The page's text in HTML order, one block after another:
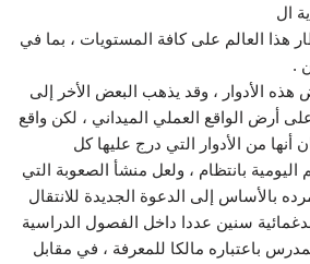
ال
هذا العالم على كافة المستويات ، بما في
.
، وقد يذهب البعض الأخر إلى
أرض الواقع العملي الميداني ، لكن واقع
أنها من الأدوار التي درج عليها كل
اليومية بانتظام ، ولعل منشأ الصعوبة التي
بالأساس إلى الدعوة الجديدة للانتقال
سنين عددا داخل الفصول الدراسية
باعتباره مالكا للمعرفة ، في مقابل